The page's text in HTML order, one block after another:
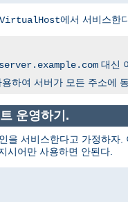
VirtualHost에서 서비스한
server.example.com 대신
용하여 서버가 모든 주소에
운영하기.
을 서비스한다고 가정하
시어만 사용하면 안된다.